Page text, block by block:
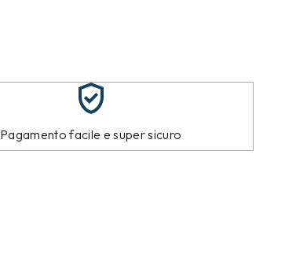
Pagamento facile e super sicuro